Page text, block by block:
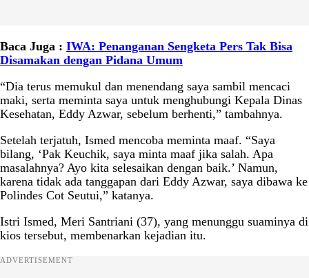
Baca Juga : IWA: Penanganan Sengketa Pers Tak Bisa
Disamakan dengan Pidana Umum
“Dia terus memukul dan menendang saya sambil mencaci
maki, serta meminta saya untuk menghubungi Kepala Dinas
Kesehatan, Eddy Azwar, sebelum berhenti,” tambahnya.
Setelah terjatuh, Ismed mencoba meminta maaf. “Saya
bilang, ‘Pak Keuchik, saya minta maaf jika salah. Apa
masalahnya? Ayo kita selesaikan dengan baik.’ Namun,
karena tidak ada tanggapan dari Eddy Azwar, saya dibawa ke
Polindes Cot Seutui,” katanya.
Istri Ismed, Meri Santriani (37), yang menunggu suaminya di
kios tersebut, membenarkan kejadian itu.
ADVERTISEMENT